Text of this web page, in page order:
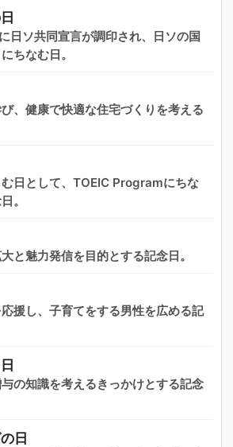
日ソ共同宣言が調印され、日ソの国
ちなむ日。
、健康で快適な住宅づくりを考える
日として、TOEIC Programにちな
。
と魅力発信を目的とする記念日。
援し、子育てをする男性を広める記
の知識を考えるきっかけとする記念
日